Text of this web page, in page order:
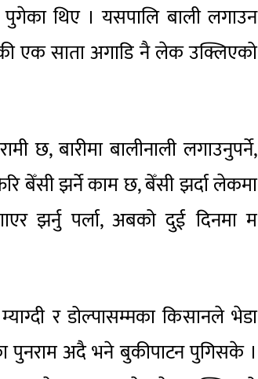
पुगेका थिए । यसपालि बाली लगाउन
एक साता अगाडि नै लेक उक्लिएको
छ, बारीमा बालीनाली लगाउनुपर्ने,
बेँसी झर्ने काम छ, बेँसी झर्दा लेकमा
झर्नु पर्ला, अबको दुई दिनमा म
र डोल्पासम्मका किसानले भेडा
पुनराम अदै भने बुकीपाटन पुगिसके ।